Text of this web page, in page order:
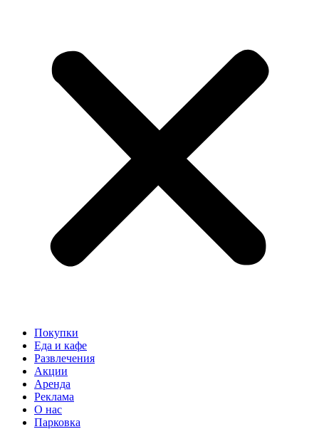
Покупки
Еда и кафе
Развлечения
Акции
Аренда
Реклама
О нас
Парковка